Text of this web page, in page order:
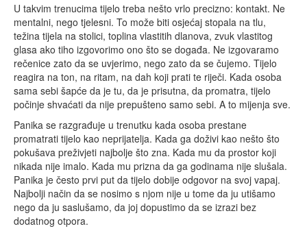
U takvim trenucima tijelo treba nešto vrlo precizno: kontakt. Ne
mentalni, nego tjelesni. To može biti osjećaj stopala na tlu,
težina tijela na stolici, toplina vlastitih dlanova, zvuk vlastitog
glasa ako tiho izgovorimo ono što se događa. Ne izgovaramo
rečenice zato da se uvjerimo, nego zato da se čujemo. Tijelo
reagira na ton, na ritam, na dah koji prati te riječi. Kada osoba
sama sebi šapće da je tu, da je prisutna, da promatra, tijelo
počinje shvaćati da nije prepušteno samo sebi. A to mijenja sve.
Panika se razgrađuje u trenutku kada osoba prestane
promatrati tijelo kao neprijatelja. Kada ga doživi kao nešto što
pokušava preživjeti najbolje što zna. Kada mu da prostor koji
nikada nije imalo. Kada mu prizna da ga godinama nije slušala.
Panika je često prvi put da tijelo dobije odgovor na svoj vapaj.
Najbolji način da se nosimo s njom nije u tome da ju utišamo
nego da ju saslušamo, da joj dopustimo da se izrazi bez
dodatnog otpora.